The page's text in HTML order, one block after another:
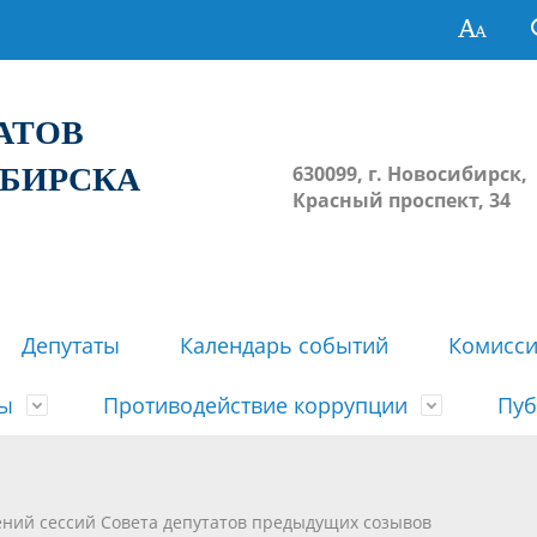
630099, г. Новосибирск,
Красный проспект, 34
Депутаты Календарь событий
решений сессий Совета
недействующими решений
Противодействие коррупции
сессий Совета депутатов предыдущих созывов